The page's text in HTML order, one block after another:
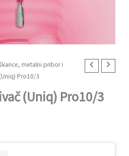
škarice, metalni pribor i
Pro10/3
(Uniq) Pro10/3